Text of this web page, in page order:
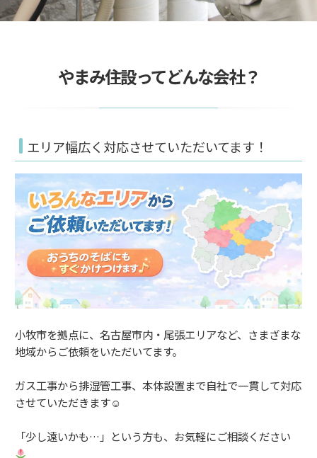
やまみ住設ってどんな会社？
エリア幅広く対応させていただいてます！
小牧市を拠点に、名古屋市内・尾張エリアなど、さまざまな
地域からご依頼をいただいてます。
ガス工事から排湿管工事、本体設置まで自社で一貫して対応
させていただきます☺
「少し遠いかも…」という方も、お気軽にご相談ください